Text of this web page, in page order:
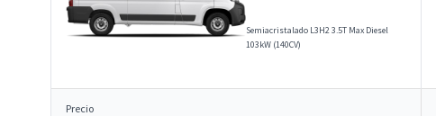
Semiacristalado L3H2 3.5T Max Diesel
103kW (140CV)
Precio